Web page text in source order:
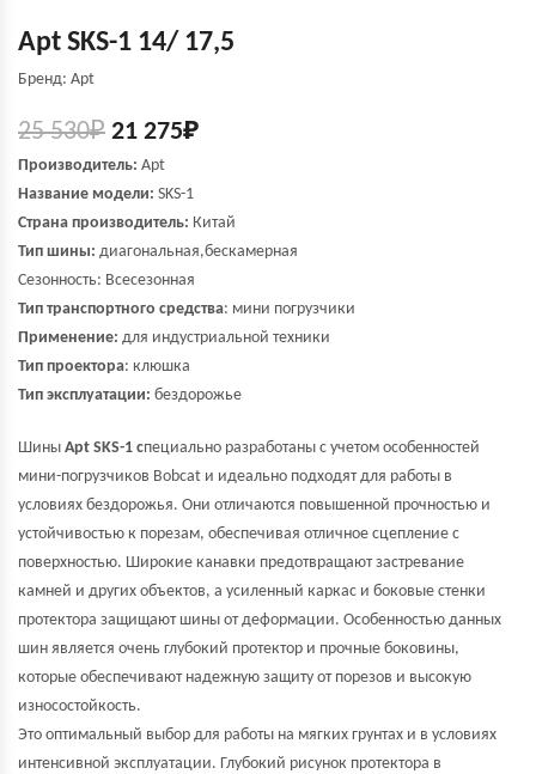
Apt SKS-1 14/ 17,5
Бренд: Apt
25 530₽ 21 275₽
Производитель: Apt
Название модели: SKS-1
Страна производитель: Китай
Тип шины: диагональная,бескамерная
Сезонность: Всесезонная
Тип транспортного средства: мини погрузчики
Применение: для индустриальной техники
Тип проектора: клюшка
Тип эксплуатации: бездорожье
Шины Apt SKS-1 специально разработаны с учетом особенностей
мини-погрузчиков Bobcat и идеально подходят для работы в
условиях бездорожья. Они отличаются повышенной прочностью и
устойчивостью к порезам, обеспечивая отличное сцепление с
поверхностью. Широкие канавки предотвращают застревание
камней и других объектов, а усиленный каркас и боковые стенки
протектора защищают шины от деформации. Особенностью данных
шин является очень глубокий протектор и прочные боковины,
которые обеспечивают надежную защиту от порезов и высокую
износостойкость.
Это оптимальный выбор для работы на мягких грунтах и в условиях
интенсивной эксплуатации. Глубокий рисунок протектора в